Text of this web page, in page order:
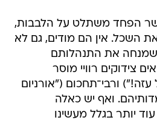
הפחד משתלט על הלבבות,
השכל. אין הם מודים, גם לא
את התנהלותם
צידוקים רוויי מוסר
ורבי־תחכום ("אורניום
ואף יש כאלה
יותר בגלל מעשינו